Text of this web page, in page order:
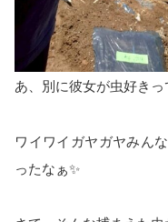
あ、別に彼女が虫好き
ワイワイガヤガヤみん
ったなぁ✨